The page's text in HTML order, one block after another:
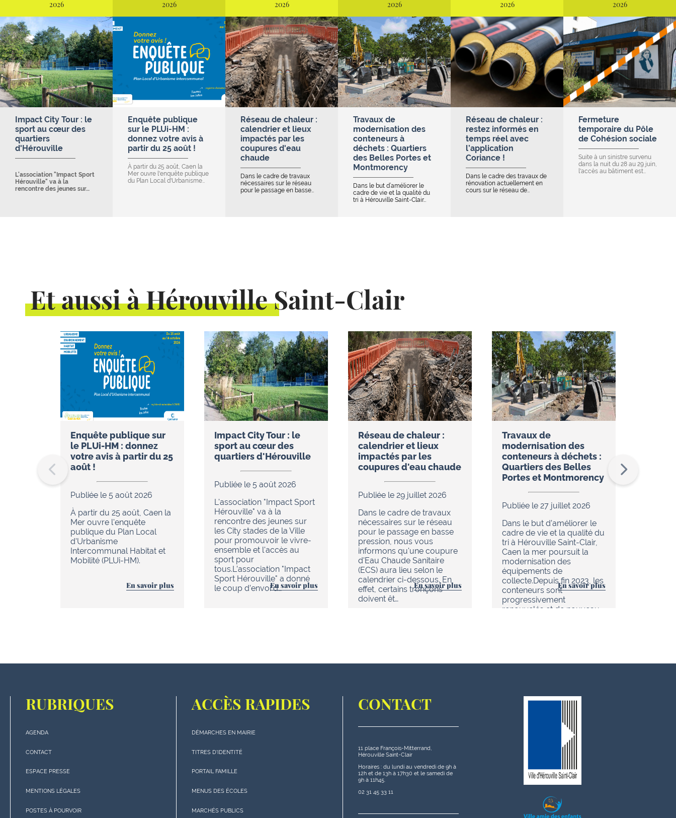
2026
Impact City Tour : le
sport au cœur des
quartiers
d'Hérouville
L'association "Impact Sport
Hérouville" va à la
rencontre des jeunes sur…
2026
Enquête publique
sur le PLUi-HM :
donnez votre avis à
partir du 25 août !
À partir du 25 août, Caen la
Mer ouvre l'enquête publique
du Plan Local d'Urbanisme…
2026
Réseau de chaleur :
calendrier et lieux
impactés par les
coupures d'eau
chaude
Dans le cadre de travaux
nécessaires sur le réseau
pour le passage en basse…
2026
Travaux de
modernisation des
conteneurs à
déchets : Quartiers
des Belles Portes et
Montmorency
Dans le but d’améliorer le
cadre de vie et la qualité du
tri à Hérouville Saint-Clair…
2026
Réseau de chaleur :
restez informés en
temps réel avec
l’application
Coriance !
Dans le cadre des travaux de
rénovation actuellement en
cours sur le réseau de…
2026
Fermeture
temporaire du Pôle
de Cohésion sociale
Suite à un sinistre survenu
dans la nuit du 28 au 29 juin,
l'accès au bâtiment est…
Et aussi à Hérouville Saint-Clair
Enquête publique sur
le PLUi-HM : donnez
votre avis à partir du 25
août !
Publiée le 5 août 2026
À partir du 25 août, Caen la
Mer ouvre l'enquête
publique du Plan Local
d'Urbanisme
Intercommunal Habitat et
Mobilité (PLUi-HM).
En savoir plus
Impact City Tour : le
sport au cœur des
quartiers d'Hérouville
Publiée le 5 août 2026
L'association "Impact Sport
Hérouville" va à la
rencontre des jeunes sur
les City stades de la Ville
pour promouvoir le vivre-
ensemble et l'accès au
sport pour
tous.L’association "Impact
Sport Hérouville" a donné
le coup d’envoi d…En savoir plus
Réseau de chaleur :
calendrier et lieux
impactés par les
coupures d'eau chaude
Publiée le 29 juillet 2026
Dans le cadre de travaux
nécessaires sur le réseau
pour le passage en basse
pression, nous vous
informons qu'une coupure
d'Eau Chaude Sanitaire
(ECS) aura lieu selon le
calendrier ci-dessous. En
effet, certains tronçons
doivent êt…
En savoir plus
Travaux de
modernisation des
conteneurs à déchets :
Quartiers des Belles
Portes et Montmorency
Publiée le 27 juillet 2026
Dans le but d’améliorer le
cadre de vie et la qualité du
tri à Hérouville Saint-Clair,
Caen la mer poursuit la
modernisation des
équipements de
collecte.Depuis fin 2023, les
conteneurs sont
progressivement
renouvelés et de nouveau…
En savoir plus
RUBRIQUES
"rubriques"
en
de
page
AGENDA
CONTACT
ESPACE PRESSE
MENTIONS LÉGALES
POSTES À POURVOIR
ACCÈS RAPIDES
"Accès
rapides"
bas
DÉMARCHES EN MAIRIE
TITRES D'IDENTITÉ
PORTAIL FAMILLE
MENUS DES ÉCOLES
MARCHÉS PUBLICS
CONTACT
11 place François-Mitterrand,
Hérouville Saint-Clair
Horaires : du lundi au vendredi de 9h à
12h et de 13h à 17h30 et le samedi de
9h à 11h45.
02 31 45 33 11